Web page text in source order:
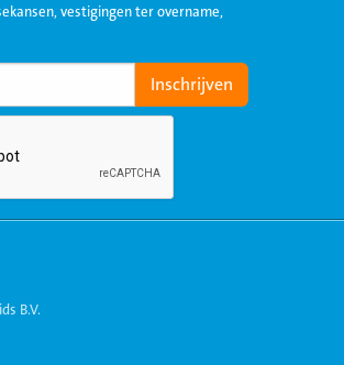
vestigingen ter overname,
B.V.